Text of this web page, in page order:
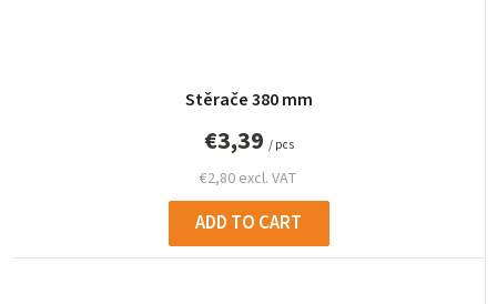
Stěrače 380 mm
€2,80 excl. VAT
€3,39 / pcs
ADD TO CART